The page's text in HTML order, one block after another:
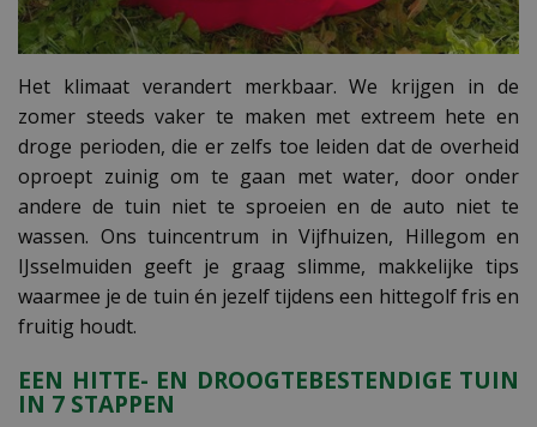
Het klimaat verandert merkbaar. We krijgen in de
zomer steeds vaker te maken met extreem hete en
droge perioden, die er zelfs toe leiden dat de overheid
oproept zuinig om te gaan met water, door onder
andere de tuin niet te sproeien en de auto niet te
wassen. Ons tuincentrum in Vijfhuizen, Hillegom en
IJsselmuiden geeft je graag slimme, makkelijke tips
waarmee je de tuin én jezelf tijdens een hittegolf fris en
fruitig houdt.
EEN HITTE- EN DROOGTEBESTENDIGE TUIN
IN 7 STAPPEN